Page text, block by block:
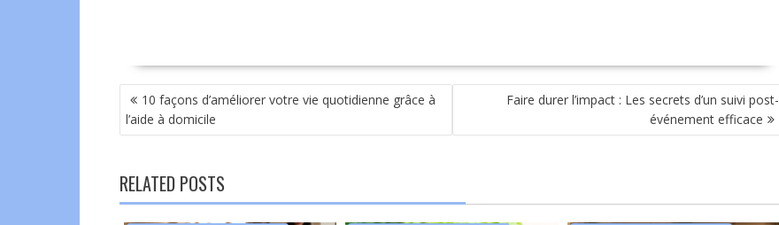
NAVIGATION
DE
L’ARTICLE
10 façons d’améliorer votre vie quotidienne grâce à
l’aide à domicile
Faire durer l’impact : Les secrets d’un suivi post-
événement efficace
RELATED POSTS